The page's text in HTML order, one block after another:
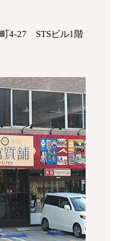
4-27 STSビル1階